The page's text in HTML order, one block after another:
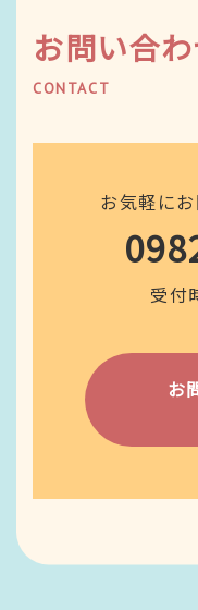
お問い合
CONTACT
お気軽に
受付
お